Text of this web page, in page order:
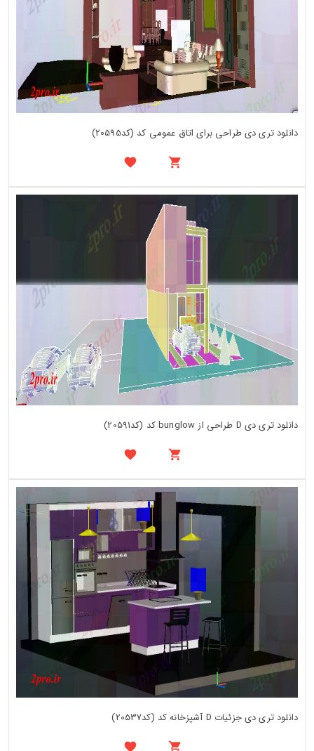
دانلود تری دی طراحی برای اتاق عمومی کد (کد20595)
دانلود تری دی D طراحی از bunglow کد (کد20591)
دانلود تری دی جزئیات D آشپزخانه کد (کد20537)